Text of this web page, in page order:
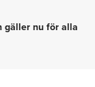
gäller nu för alla